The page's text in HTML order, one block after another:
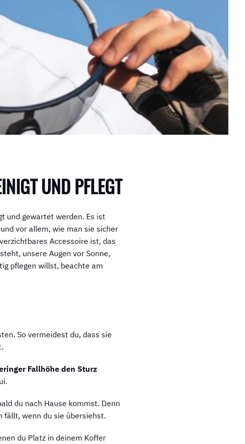
UND PFLEGT
und gewartet werden. Es ist
vor allem, wie man sie sicher
Accessoire ist, das
unsere Augen vor Sonne,
pflegen willst, beachte am
So vermeidest du, dass sie
Fallhöhe den Sturz
du nach Hause kommst. Denn
fällt, wenn du sie übersiehst.
du Platz in deinem Koffer